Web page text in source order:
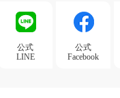
公式
LINE
公式
Facebook